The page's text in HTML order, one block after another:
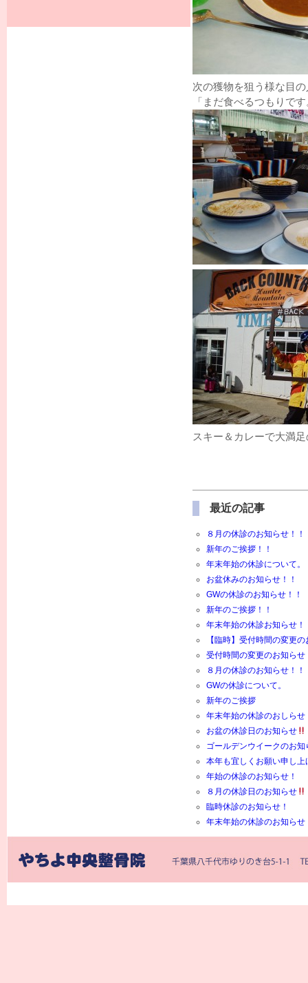
次の獲物を狙う様な目
「まだ食べるつもりで
スキー＆カレーで大満
最近の記事
８月の休診のお知らせ！！
新年のご挨拶！！
年末年始の休診について。
お盆休みのお知らせ！！
GWの休診のお知らせ！！
新年のご挨拶！！
年末年始の休診お知らせ！
【臨時】受付時間の変更
受付時間の変更のお知らせ
８月の休診のお知らせ！！
GWの休診について。
新年のご挨拶
年末年始の休診のおしらせ
お盆の休診日のお知らせ
ゴールデンウイークのお知
本年も宜しくお願い申し上
年始の休診のお知らせ！
８月の休診日のお知らせ
臨時休診のお知らせ！
年末年始の休診のお知らせ